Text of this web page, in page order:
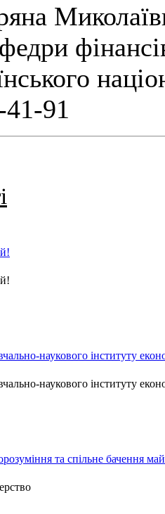
91
наукового інституту
наукового інституту
та спільне бачення